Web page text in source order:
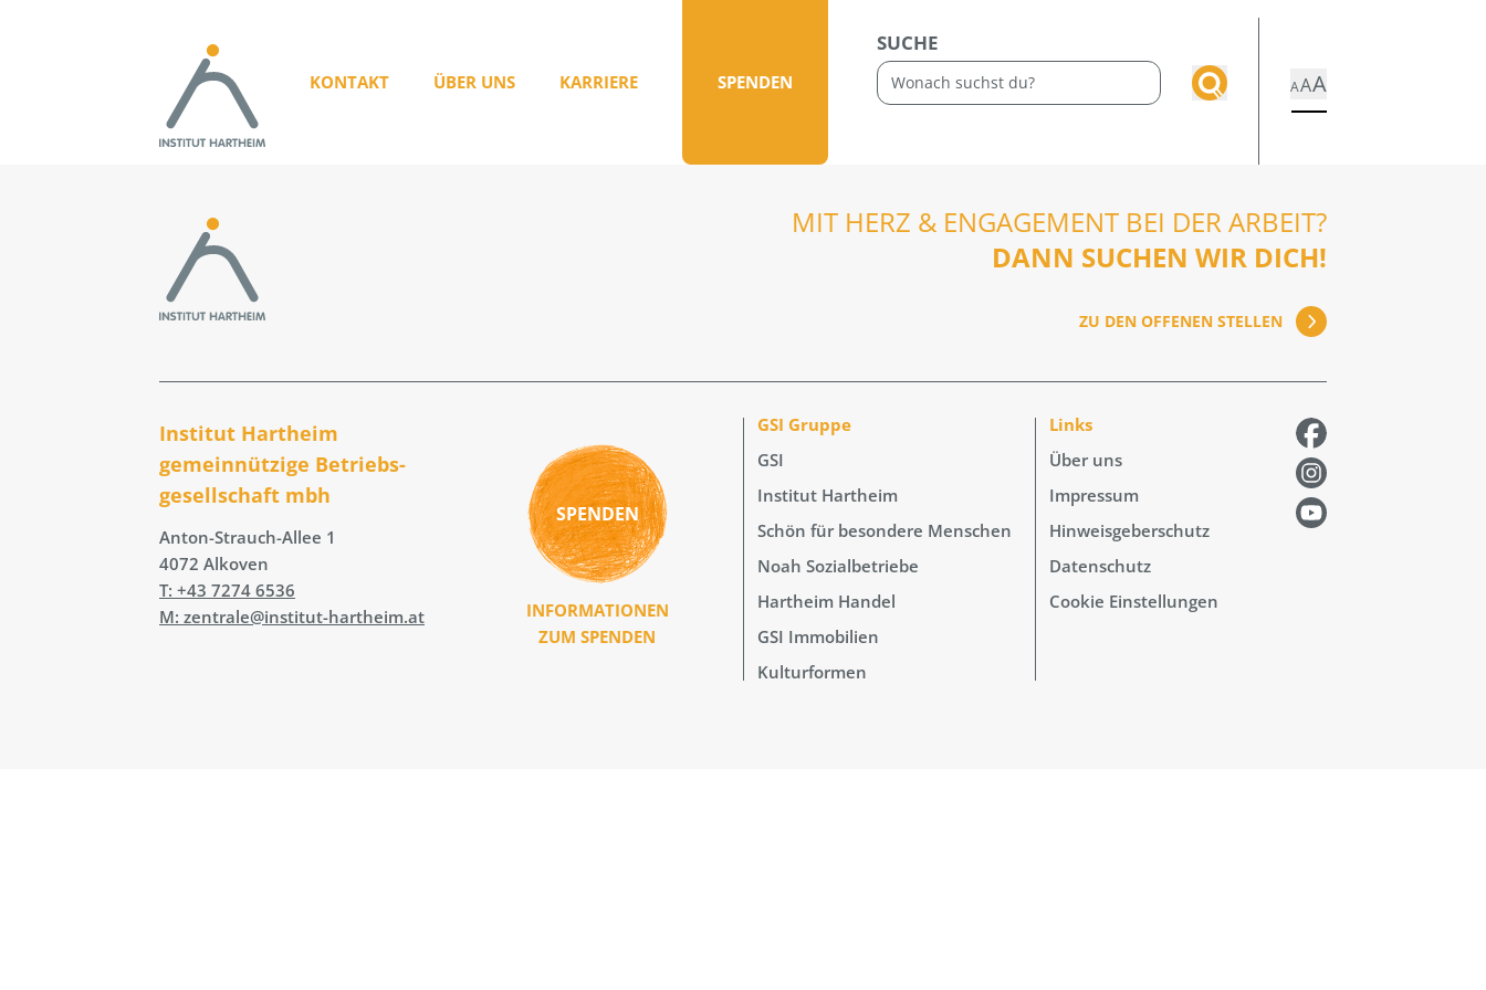
KONTAKT ÜBER UNS KARRIERE SPENDEN
SUCHE
AAA
MIT HERZ & ENGAGEMENT BEI DER ARBEIT?
DANN SUCHEN WIR DICH!
ZU DEN OFFENEN STELLEN
Institut Hartheim
gemeinnützige Betriebs­
gesellschaft mbh
Anton-Strauch-Allee 1
4072 Alkoven
T: +43 7274 6536
M: zentrale@institut-hartheim.at
SPENDEN
INFORMATIONEN
ZUM SPENDEN
GSI Gruppe
GSI
Institut Hartheim
Schön für besondere Menschen
Noah Sozialbetriebe
Hartheim Handel
GSI Immobilien
Kulturformen
Links
Über uns
Impressum
Hinweisgeberschutz
Datenschutz
Cookie Einstellungen